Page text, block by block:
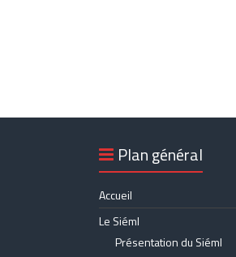
Plan général
Accueil
Le Siéml
Présentation du Siéml